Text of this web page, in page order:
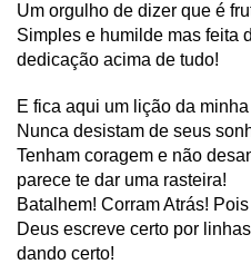
Um orgulho de dizer que é
Simples e humilde mas feita
dedicação acima de tudo!
E fica aqui um lição da
Nunca desistam de seus
Tenham coragem e não
parece te dar uma rasteira!
Batalhem! Corram Atrás!
Deus escreve certo por
dando certo!